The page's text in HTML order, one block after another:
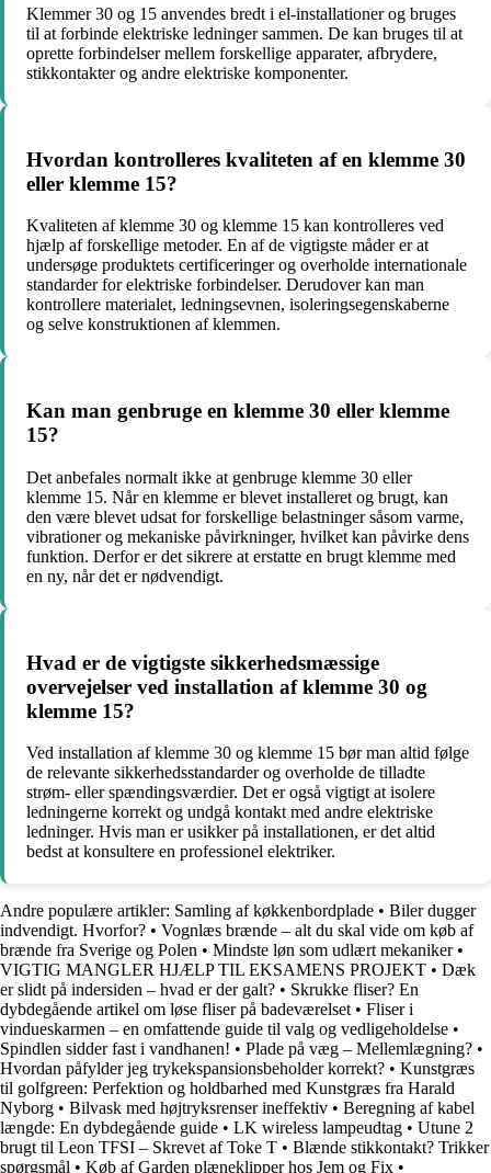
Klemmer 30 og 15 anvendes bredt i el-installationer og bruges
til at forbinde elektriske ledninger sammen. De kan bruges til at
oprette forbindelser mellem forskellige apparater, afbrydere,
stikkontakter og andre elektriske komponenter.
Hvordan kontrolleres kvaliteten af en klemme 30
eller klemme 15?
Kvaliteten af klemme 30 og klemme 15 kan kontrolleres ved
hjælp af forskellige metoder. En af de vigtigste måder er at
undersøge produktets certificeringer og overholde internationale
standarder for elektriske forbindelser. Derudover kan man
kontrollere materialet, ledningsevnen, isoleringsegenskaberne
og selve konstruktionen af klemmen.
Kan man genbruge en klemme 30 eller klemme
15?
Det anbefales normalt ikke at genbruge klemme 30 eller
klemme 15. Når en klemme er blevet installeret og brugt, kan
den være blevet udsat for forskellige belastninger såsom varme,
vibrationer og mekaniske påvirkninger, hvilket kan påvirke dens
funktion. Derfor er det sikrere at erstatte en brugt klemme med
en ny, når det er nødvendigt.
Hvad er de vigtigste sikkerhedsmæssige
overvejelser ved installation af klemme 30 og
klemme 15?
Ved installation af klemme 30 og klemme 15 bør man altid følge
de relevante sikkerhedsstandarder og overholde de tilladte
strøm- eller spændingsværdier. Det er også vigtigt at isolere
ledningerne korrekt og undgå kontakt med andre elektriske
ledninger. Hvis man er usikker på installationen, er det altid
bedst at konsultere en professionel elektriker.
Andre populære artikler: Samling af køkkenbordplade • Biler dugger
indvendigt. Hvorfor? • Vognlæs brænde – alt du skal vide om køb af
brænde fra Sverige og Polen • Mindste løn som udlært mekaniker•
VIGTIG MANGLER HJÆLP TIL EKSAMENS PROJEKT • Dæk
er slidt på indersiden – hvad er der galt? • Skrukke fliser? En
dybdegående artikel om løse fliser på badeværelset • Fliser i
vindueskarmen – en omfattende guide til valg og vedligeholdelse •
Spindlen sidder fast i vandhanen! • Plade på væg – Mellemlægning? •
Hvordan påfylder jeg trykekspansionsbeholder korrekt? • Kunstgræs
til golfgreen: Perfektion og holdbarhed med Kunstgræs fra Harald
Nyborg • Bilvask med højtryksrenser ineffektiv • Beregning af kabel
længde: En dybdegående guide • LK wireless lampeudtag • Utune 2
brugt til Leon TFSI – Skrevet af Toke T • Blænde stikkontakt? Trikker
spørgsmål • Køb af Garden plæneklipper hos Jem og Fix •